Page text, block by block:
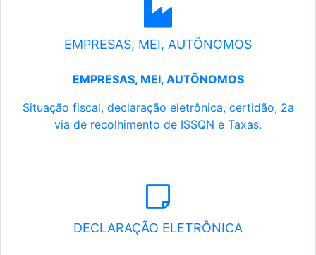
EMPRESAS, MEI, AUTÔNOMOS
EMPRESAS, MEI, AUTÔNOMOS
Situação fiscal, declaração eletrônica, certidão, 2a
via de recolhimento de ISSQN e Taxas.
DECLARAÇÃO ELETRÔNICA